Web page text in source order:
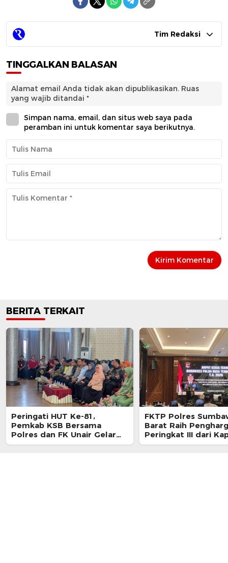
Tim Redaksi
TINGGALKAN BALASAN
Alamat email Anda tidak akan dipublikasikan. Ruas
yang wajib ditandai *
Simpan nama, email, dan situs web saya pada
peramban ini untuk komentar saya berikutnya.
BERITA TERKAIT
Peringati HUT Ke-81,
Pemkab KSB Bersama
Polres dan FK Unair Gelar
Seminar Kesehatan “1000
FKTP Polres
Barat Raih
Peringkat III dari
NTB Saat Rakernis